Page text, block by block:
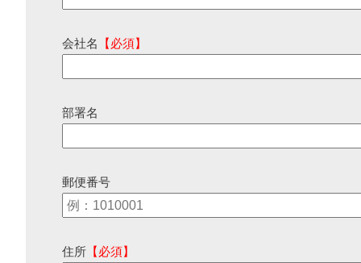
会社名 【必須】
部署名
郵便番号
住所 【必須】